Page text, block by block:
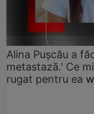
Alina Pușcău a
metastază.' Ce
rugat pentru ea